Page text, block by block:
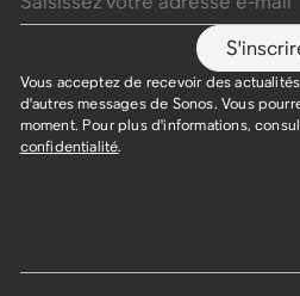
Vous acceptez de recevoir des
d'autres messages de Sonos. Vous
moment. Pour plus d'informations,
confidentialité.